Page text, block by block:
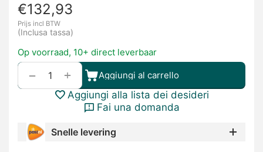
€132,93
Prijs incl BTW
(Inclusa tassa)
Op voorraad, 10+ direct leverbaar
+
− Aggiungi al carrello
Aggiungi alla lista dei desideri
Fai una domanda
Snelle levering